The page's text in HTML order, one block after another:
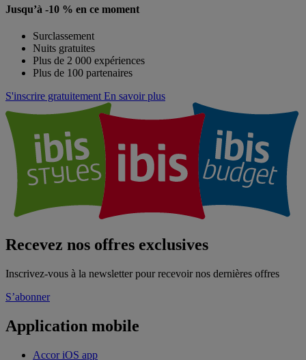
Jusqu’à -10 % en ce moment
Surclassement
Nuits gratuites
Plus de 2 000 expériences
Plus de 100 partenaires
S'inscrire gratuitement En savoir plus
Recevez nos offres exclusives
Inscrivez-vous à la newsletter pour recevoir nos dernières offres
S’abonner
Application mobile
Accor iOS app